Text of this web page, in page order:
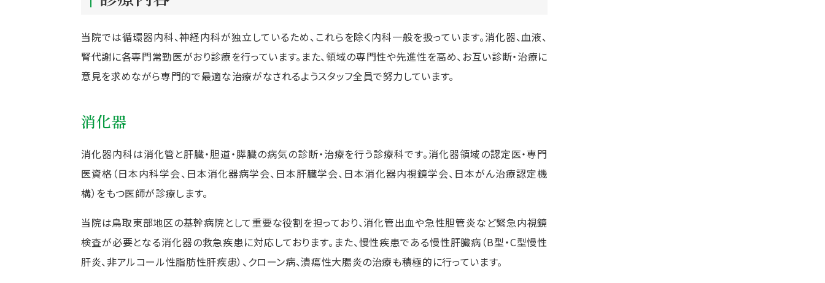
当院では循環器内科、神経内科が独立しているため、これらを除く内科一般を扱っています。消化器、血液、
腎代謝に各専門常勤医がおり診療を行っています。また、領域の専門性や先進性を高め、お互い診断・治療に
意見を求めながら専門的で最適な治療がなされるようスタッフ全員で努力しています。
消化器
消化器内科は消化管と肝臓・胆道・膵臓の病気の診断・治療を行う診療科です。消化器領域の認定医・専門
医資格（日本内科学会、日本消化器病学会、日本肝臓学会、日本消化器内視鏡学会、日本がん治療認定機
構）をもつ医師が診療します。
当院は鳥取東部地区の基幹病院として重要な役割を担っており、消化管出血や急性胆管炎など緊急内視鏡
検査が必要となる消化器の救急疾患に対応しております。また、慢性疾患である慢性肝臓病（B型・C型慢性
肝炎、非アルコール性脂肪性肝疾患）、クローン病、潰瘍性大腸炎の治療も積極的に行っています。